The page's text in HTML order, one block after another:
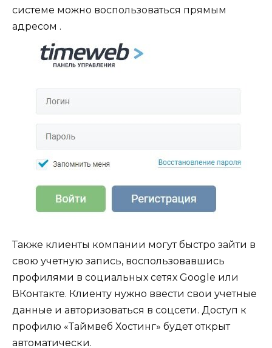
системе можно воспользоваться прямым
адресом .
Также клиенты компании могут быстро зайти в
свою учетную запись, воспользовавшись
профилями в социальных сетях Google или
ВКонтакте. Клиенту нужно ввести свои учетные
данные и авторизоваться в соцсети. Доступ к
профилю «Таймвеб Хостинг» будет открыт
автоматически.